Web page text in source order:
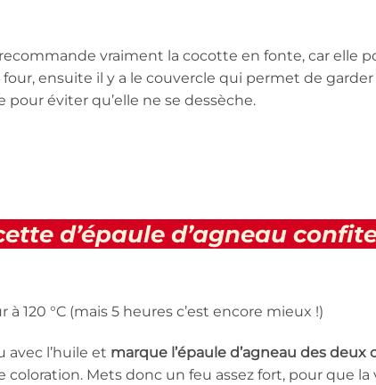
vraiment la cocotte en fonte, car elle
four, ensuite il y a le couvercle qui permet de
pour éviter qu’elle ne se dessèche.
d’épaule d’agneau
à 120 °C (mais 5 heures c’est encore mieux !)
avec l’huile et marque l’épaule d’agneau des deux
coloration. Mets donc un feu assez fort, pour que